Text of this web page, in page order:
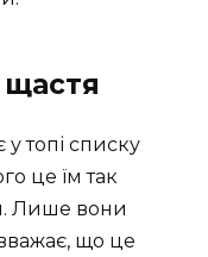
топі списку
це їм так
Лише вони
що це